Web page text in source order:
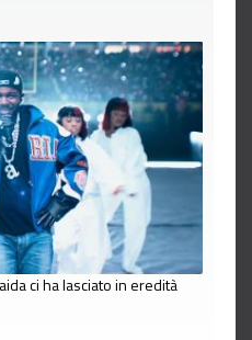
ci ha lasciato in eredità